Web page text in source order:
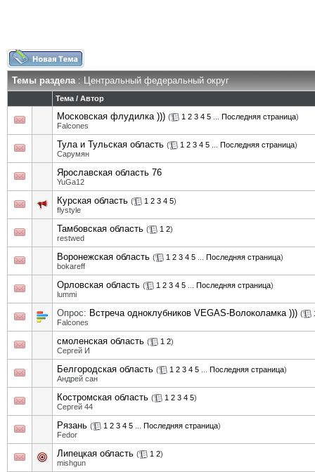
Темы раздела: Центральный федеральный округ
Тема / Автор
Московская флудилка ))) ( 1 2 3 4 5 Последняя страница)
Falcones
Тула и Тульская область ( 1 2 3 4 5 Последняя страница)
Сарумян
Ярославская область 76
YuGa12
Курская область ( 1 2 3 4 5)
flystyle
Тамбовская область ( 1 2)
restwed
Воронежская область ( 1 2 3 4 5 Последняя страница)
bokareff
Орловская область ( 1 2 3 4 5 Последняя страница)
lummi
Опрос: Встреча одноклубников VEGAS-Волоколамка ))) (
Falcones
смоленская область ( 1 2)
Сергей И
Белгородская область ( 1 2 3 4 5 Последняя страница)
Андрей сан
Костромская область ( 1 2 3 4 5)
Сергей 44
Рязань ( 1 2 3 4 5 Последняя страница)
Fedor
Липецкая область ( 1 2)
mishgun